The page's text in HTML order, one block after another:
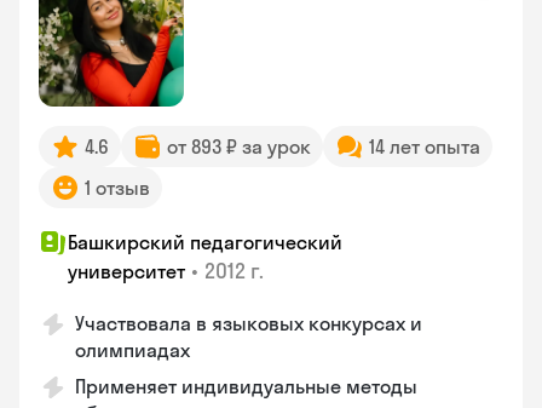
4.6 от 893 ₽ за урок
14 лет опыта
1 отзыв
Башкирский педагогический
университет • 2012 г.
Участвовала в языковых конкурсах и
олимпиадах
Применяет индивидуальные методы